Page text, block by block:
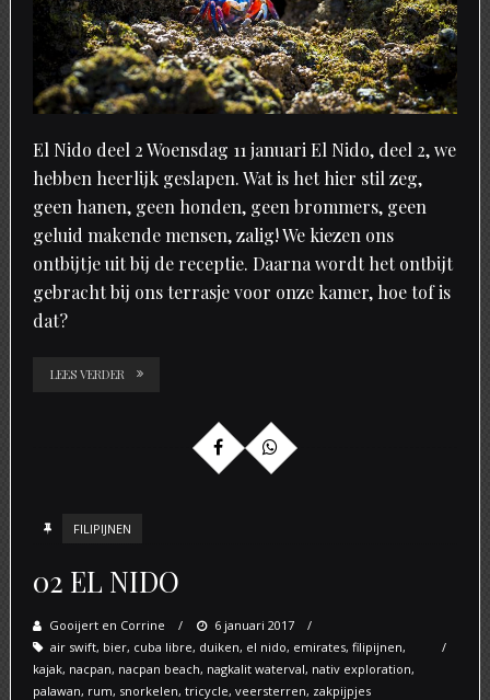
El Nido deel 2 Woensdag 11 januari El Nido, deel 2, we
hebben heerlijk geslapen. Wat is het hier stil zeg,
geen hanen, geen honden, geen brommers, geen
geluid makende mensen, zalig! We kiezen ons
ontbijtje uit bij de receptie. Daarna wordt het ontbijt
gebracht bij ons terrasje voor onze kamer, hoe tof is
dat?
LEES VERDER
FILIPIJNEN
02 EL NIDO
Gooijert en Corrine
Posted
on
6 januari 2017
air swift, bier, cuba libre, duiken, el nido, emirates, filipijnen,
kajak, nacpan, nacpan beach, nagkalit waterval, nativ exploration,
palawan, rum, snorkelen, tricycle, veersterren, zakpijpjes